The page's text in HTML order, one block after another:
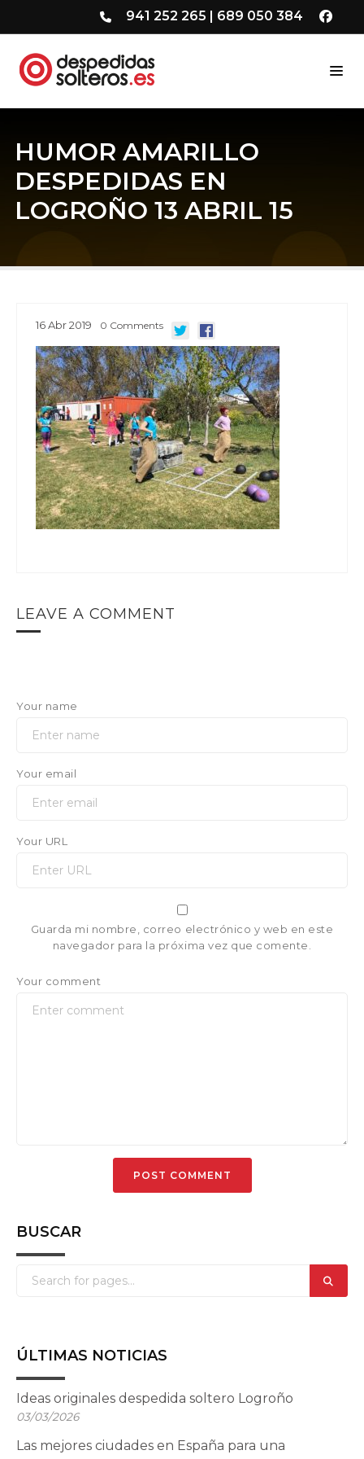
941 252 265 | 689 050 384
HUMOR AMARILLO
DESPEDIDAS EN
LOGROÑO 13 ABRIL 15
16Abr2019 0 Comments
LEAVE A COMMENT
Your name
Your email
Your URL
Guarda mi nombre, correo electrónico y web en este
navegador para la próxima vez que comente.
Your comment
BUSCAR
ÚLTIMAS NOTICIAS
Ideas originales despedida soltero Logroño
03/03/2026
Las mejores ciudades en España para una